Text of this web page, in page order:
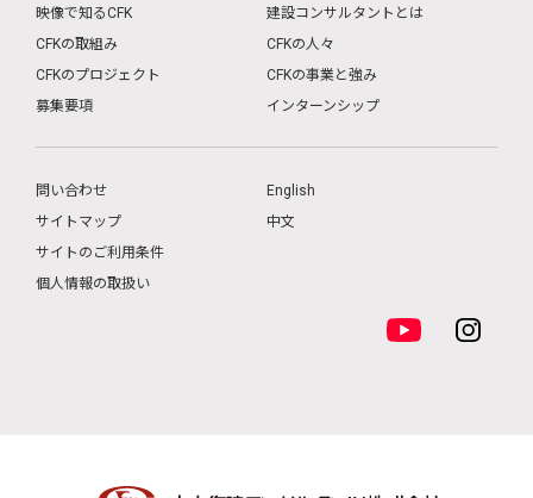
映像で知るCFK
建設コンサルタントとは
CFKの取組み
CFKの人々
CFKのプロジェクト
CFKの事業と強み
募集要項
インターンシップ
問い合わせ
サイトマップ
サイトのご利用条件
個人情報の取扱い
English
中文